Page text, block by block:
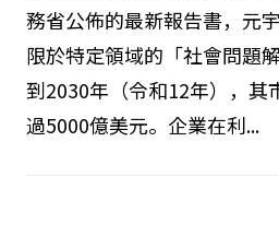
務省公佈的最新報告書，元
限於特定領域的「社會問題
到2030年（令和12年），其
過5000億美元。企業在利...